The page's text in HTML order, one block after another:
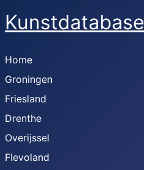
Kunstdatabase
Home
Groningen
Friesland
Drenthe
Overijssel
Flevoland